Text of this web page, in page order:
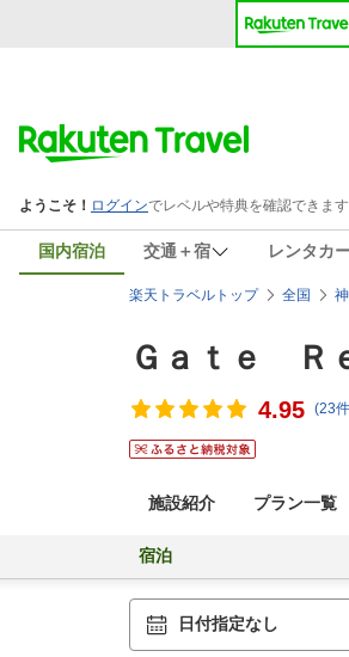
国内宿泊 交通＋宿 レンタカ
楽天トラベルトップ 全国
Ｇａｔｅ Ｒ
4.95 (23
施設紹介 プラン一覧
宿泊
日付指定なし